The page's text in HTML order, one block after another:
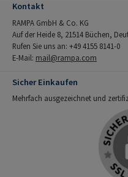
Kontakt
RAMPA GmbH & Co. KG
Auf der Heide 8, 21514 Büchen,
Rufen Sie uns an: +49 4155 8141-0
E-Mail: mail@rampa.com
Sicher Einkaufen
Mehrfach ausgezeichnet und